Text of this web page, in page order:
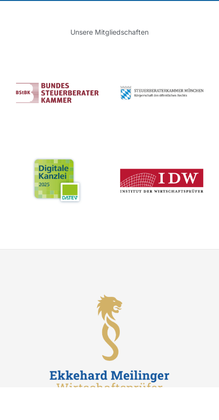
Unsere Mitgliedschaften